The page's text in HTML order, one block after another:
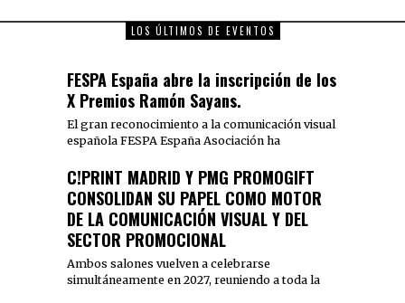
LOS ÚLTIMOS DE EVENTOS
FESPA España abre la inscripción de los
X Premios Ramón Sayans.
El gran reconocimiento a la comunicación visual
española FESPA España Asociación ha
C!PRINT MADRID Y PMG PROMOGIFT
CONSOLIDAN SU PAPEL COMO MOTOR
DE LA COMUNICACIÓN VISUAL Y DEL
SECTOR PROMOCIONAL
Ambos salones vuelven a celebrarse
simultáneamente en 2027, reuniendo a toda la